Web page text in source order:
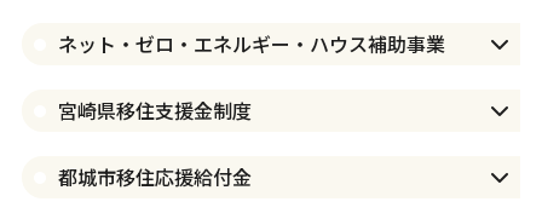
ネット・ゼロ・エネルギー・ハウス補助事業
宮崎県移住支援金制度
都城市移住応援給付金